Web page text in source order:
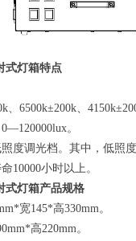
式灯箱特点
6500k±200k、4150k±200k
。
度调光档。其中，低
10000小时以上。
式灯箱产品规格
宽145*高330mm。
高220mm。